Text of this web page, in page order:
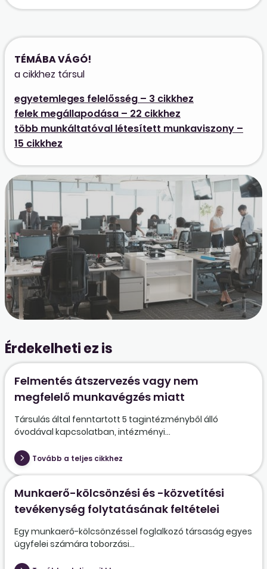
TÉMÁBA VÁGÓ!
a cikkhez társul
egyetemleges felelősség – 3 cikkhez
felek megállapodása – 22 cikkhez
több munkáltatóval létesített munkaviszony –
15 cikkhez
Érdekelheti ez is
Felmentés átszervezés vagy nem
megfelelő munkavégzés miatt
Társulás által fenntartott 5 tagintézményből álló
óvodával kapcsolatban, intézményi...
Tovább a teljes cikkhez
Munkaerő-kölcsönzési és -közvetítési
tevékenység folytatásának feltételei
Egy munkaerő-kölcsönzéssel foglalkozó társaság egyes
ügyfelei számára toborzási...